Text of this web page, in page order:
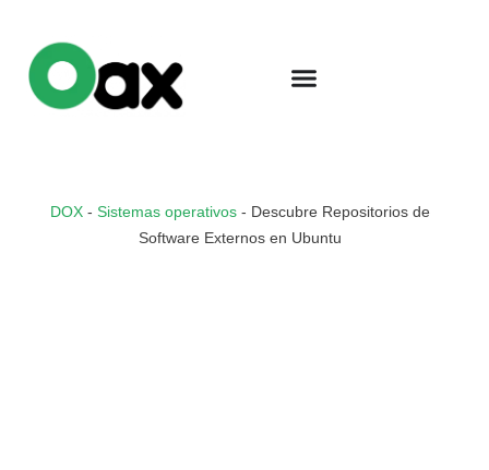
DOX- Sistemas operativos- Descubre Repositorios de
Software Externos en Ubuntu